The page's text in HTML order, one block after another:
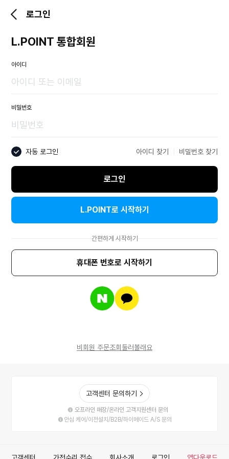
로그인
L.POINT 통합회원
아이디
비밀번호
자동 로그인 아이디 찾기 비밀번호 찾기
로그인
L.POINT로 시작하기
간편하게 시작하기
휴대폰 번호로 시작하기
네
이
버
로
하
기
카
카
오
으
인
하
기
비회원 주문조회 둘러볼래요
고객센터 문의하기
오프라인 매장/온라인 고객지원센터 문의
안심 케어/이전설치/B2B/하이메이드 A/S 문의